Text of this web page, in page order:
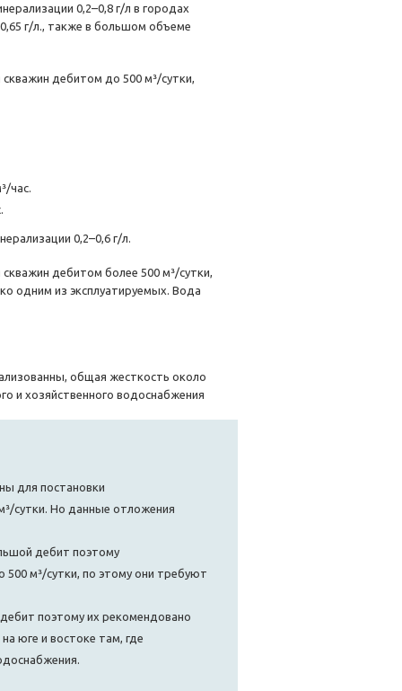
0,2–0,8 г/л в городах
г/л ., также в большом объеме
дебитом до 500 м³/сутки,
час.
0,2–0,6 г/л
дебитом более 500 м³/сутки,
одним из эксплуатируемых. Вода
общая жесткость около
и хозяйственного водоснабжения
для постановки
сутки. Но данные отложения
дебит поэтому
м³/сутки, по этому они требуют
поэтому их рекомендовано
юге и востоке там, где